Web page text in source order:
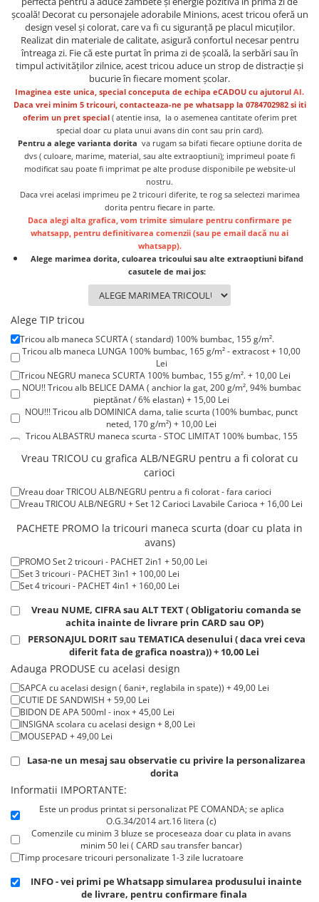
Lenjerii de pat pentru copii
Cadouri Cuplu
Fashion
Pijamale de CRACIUN
Pijamale de dama
Pijamale de barbati
Halate si capoate
Pijamale
WINTER Collection
Halate si pijamale Family
Incaltaminte
Seturi elegante femei
Umbrele
Pijamale de copii
Cadouri ocazii speciale
Tricouri de cuplu Valentine's Day
Valentine's Day
Cadouri pentru Bunici
Cadouri pentru Nasi si Fini
Cadouri pentru Mama
Cadouri pentru profesori sau absolventi
Cadouri Back to school
Cadouri Traditionale Romanesti
Cadouri pentru CUPLU El & Ea
Cadouri GRAVIDE
Cadouri pentru sportivi
Cadouri Pensionare
Cadouri Colegi, sefi sau angajati
Cadouri pentru Doctori
Cadouri pentru Sfânta Maria
Martisoare
școală! Decorat cu personajele adorabile Minions, acest tricou oferă un
design vesel și colorat, care va fi cu siguranță pe placul micuților.
Realizat din materiale de calitate, asigură confortul necesar pentru
întreaga zi. Fie că este purtat în prima zi de școală, la serbări sau în
timpul activităților zilnice, acest tricou aduce un strop de distracție și
bucurie în fiecare moment școlar.
Imaginea este unica, special conceputa de echipa eCADOU cu ajutorul AI.
Daca vrei minim 5 tricouri, contacteaza-ne pe whatsapp la 0784702982 si iti
oferim un pret special ( atentie insa, la o asemenea cantitate oferim pret
special doar cu plata unui avans din cont sau prin card).
Pentru a alege varianta dorita va rugam sa bifati fiecare optiune dorita de
dvs ( culoare, marime, material, sau alte extraoptiuni); imprimeul poate fi
modificat sau poate fi imprimat pe alte produse disponibile pe website-ul
nostru.
Daca vrei acelasi imprimeu pe 2 tricouri diferite, te rog sa selectezi marimea
dorita pentru fiecare in parte.
Daca alegi alta grafica, vom trimite simulare pentru confirmare pe
whatsapp, pentru definitivarea comenzii (sau pe email dacă nu ai
whatsapp).
Alege marimea dorita, culoarea tricoului sau alte extraoptiuni bifand
casutele de mai jos:
Alege TIP tricou
Tricou alb maneca SCURTA ( standard) 100% bumbac, 155 g/m².
Tricou alb maneca LUNGA 100% bumbac, 165 g/m² - extracost + 10,00
Lei
Tricou NEGRU maneca SCURTA 100% bumbac, 155 g/m². + 10,00 Lei
NOU!! Tricou alb BELICE DAMA ( anchior la gat, 200 g/m², 94% bumbac
pieptănat / 6% elastan) + 15,00 Lei
NOU!!! Tricou alb DOMINICA dama, talie scurta (100% bumbac, punct
neted, 170 g/m²) + 10,00 Lei
Tricou ALBASTRU maneca scurta - STOC LIMITAT 100% bumbac, 155
Tricou ROSU maneca scurta 100% bumbac, 155 g/m². + 15,00 Lei
Tricou POLO alb maneca SCURTA 200-220 g/m² - marimi COPII + 15,00
Tricou POLO alb maneca LUNGA 200-220 g/m² marimi COPII + 20,00
Lei
Tricou ROSU maneca LUNGA ( STOC LIMITAT) 100% bumbac, 165 g/m²
- extracost + 20,00 Lei
Vreau TRICOU cu grafica ALB/NEGRU pentru a fi colorat cu
carioci
Vreau doar TRICOU ALB/NEGRU pentru a fi colorat - fara carioci
Vreau TRICOU ALB/NEGRU + Set 12 Carioci Lavabile Carioca + 16,00 Lei
PACHETE PROMO la tricouri maneca scurta (doar cu plata in
avans)
PROMO Set 2 tricouri - PACHET 2in1 + 50,00 Lei
Set 3 tricouri - PACHET 3in1 + 100,00 Lei
Set 4 tricouri - PACHET 4in1 + 160,00 Lei
Vreau NUME, CIFRA sau ALT TEXT ( Obligatoriu comanda se
achita inainte de livrare prin CARD sau OP)
PERSONAJUL DORIT sau TEMATICA desenului ( daca vrei ceva
diferit fata de grafica noastra)) + 10,00 Lei
Adauga PRODUSE cu acelasi design
SAPCA cu acelasi design ( 6ani+, reglabila in spate)) + 49,00 Lei
CUTIE DE SANDWISH + 59,00 Lei
BIDON DE APA 500ml - inox + 45,00 Lei
INSIGNA scolara cu acelasi design + 8,00 Lei
MOUSEPAD + 49,00 Lei
Lasa-ne un mesaj sau observatie cu privire la personalizarea
dorita
Informatii IMPORTANTE:
Este un produs printat si personalizat PE COMANDA; se aplica
O.G.34/2014 art.16 litera (c)
Comenzile cu minim 3 bluze se proceseaza doar cu plata in avans
minim 50 lei ( CARD sau transfer bancar)
Timp procesare tricouri personalizate 1-3 zile lucratoare
INFO - vei primi pe Whatsapp simularea produsului inainte
de livrare, pentru confirmare finala